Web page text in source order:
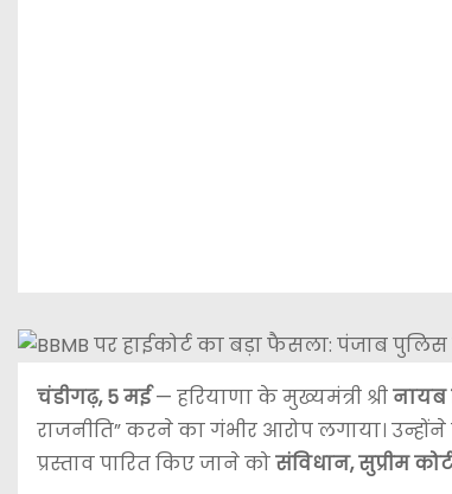
चंडीगढ़, 5 मई— हरियाणा के मुख्यमंत्री श्रीनायब
राजनीति” करने का गंभीर आरोप लगाया।
प्रस्ताव पारित किए जाने कोसंविधान, सुप्रीम